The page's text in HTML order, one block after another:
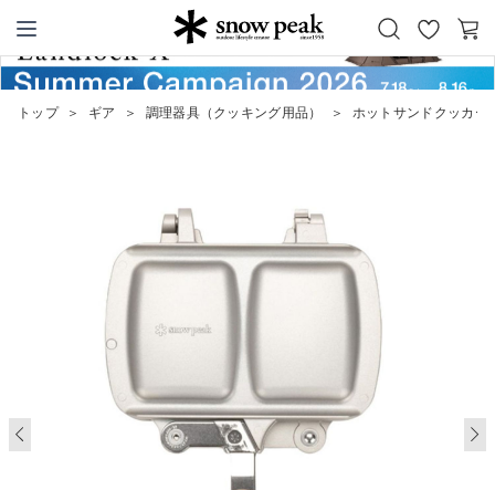
Snow Peak
お
カ
ー
トップ ＞ ギア ＞ 調理器具（クッキング用品） ＞ ホットサンドクッカー